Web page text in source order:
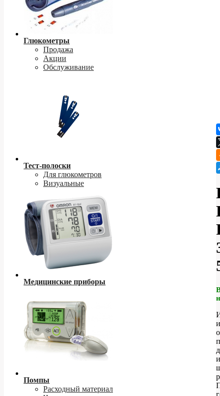
Глюкометры
Продажа
Акции
Обслуживание
Тест-полоски
Для глюкометров
Визуальные
Медицинские приборы
Помпы
Расходный материал